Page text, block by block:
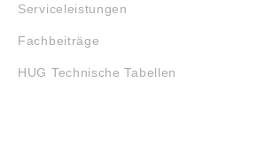
Serviceleistungen
Fachbeiträge
HUG Technische Tabellen